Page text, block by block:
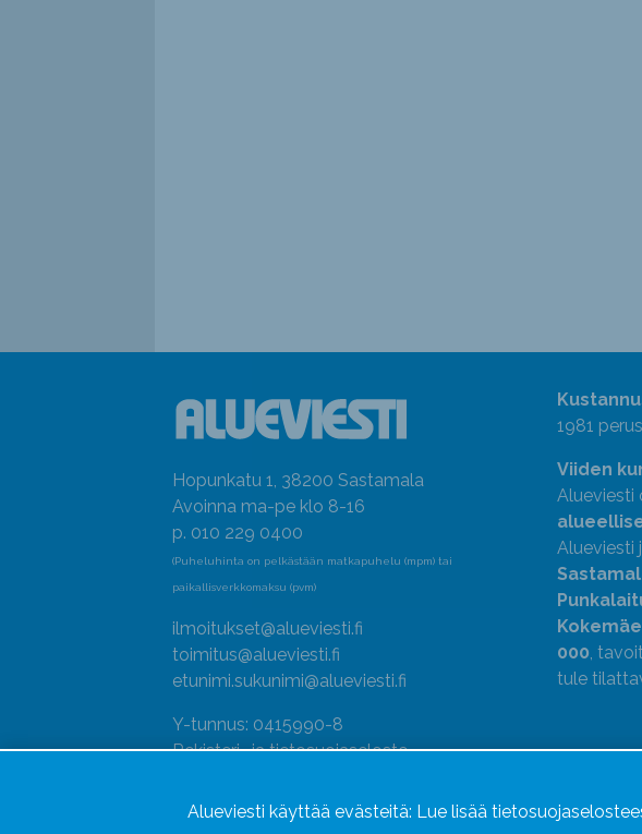
Hopunkatu 1, 38200 Sastamala
Avoinna ma-pe klo 8-16
p. 010 229 0400
(Puheluhinta on pelkästään matkapuhelu (mpm) tai
paikallisverkkomaksu (pvm)
ilmoitukset@alueviesti.fi
toimitus@alueviesti.fi
etunimi.sukunimi@alueviesti.fi
Y-tunnus: 0415990-8
Rekisteri- ja tietosuojaseloste
Seuraa meitä
1981
Viiden
Alueviesti
Alueviesti
000,
tule
Alueviesti käyttää evästeitä: Lue lisää